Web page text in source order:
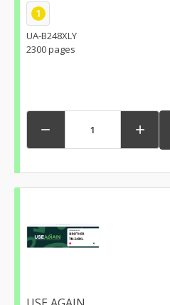
1
UA-B248XLY
2300 pages
 